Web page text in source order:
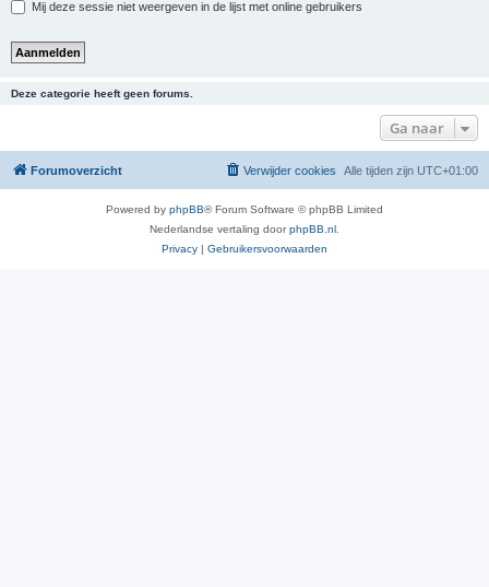
Mij deze sessie niet weergeven in de lijst met online gebruikers
Deze categorie heeft geen forums.
Ga naar
Forumoverzicht Alle tijden zijn UTC+01:00
Verwijder cookies
Powered by phpBB® Forum Software © phpBB Limited
Nederlandse vertaling doorphpBB.nl.
Privacy | Gebruikersvoorwaarden